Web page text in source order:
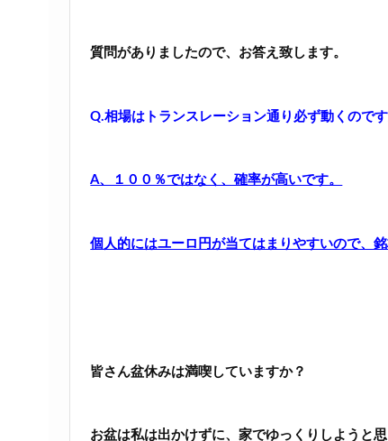
質問がありましたので、お答え致します。
Q.相場はトランスレーション通り必ず動くので
A、１００％ではなく、確率が高いです。
個人的にはユーロ円が当てはまりやすいので、
皆さん盆休みは満喫していますか？
お盆は私は出かけずに、家でゆっくりしようと思